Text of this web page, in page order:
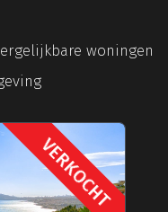
woningen
VERKOCHT